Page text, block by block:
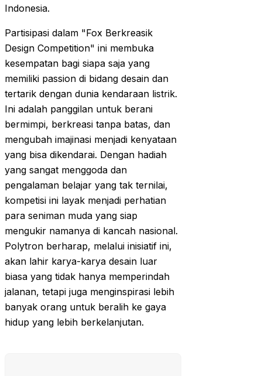
Indonesia.
Partisipasi dalam "Fox Berkreasik
Design Competition" ini membuka
kesempatan bagi siapa saja yang
memiliki passion di bidang desain dan
tertarik dengan dunia kendaraan listrik.
Ini adalah panggilan untuk berani
bermimpi, berkreasi tanpa batas, dan
mengubah imajinasi menjadi kenyataan
yang bisa dikendarai. Dengan hadiah
yang sangat menggoda dan
pengalaman belajar yang tak ternilai,
kompetisi ini layak menjadi perhatian
para seniman muda yang siap
mengukir namanya di kancah nasional.
Polytron berharap, melalui inisiatif ini,
akan lahir karya-karya desain luar
biasa yang tidak hanya memperindah
jalanan, tetapi juga menginspirasi lebih
banyak orang untuk beralih ke gaya
hidup yang lebih berkelanjutan.